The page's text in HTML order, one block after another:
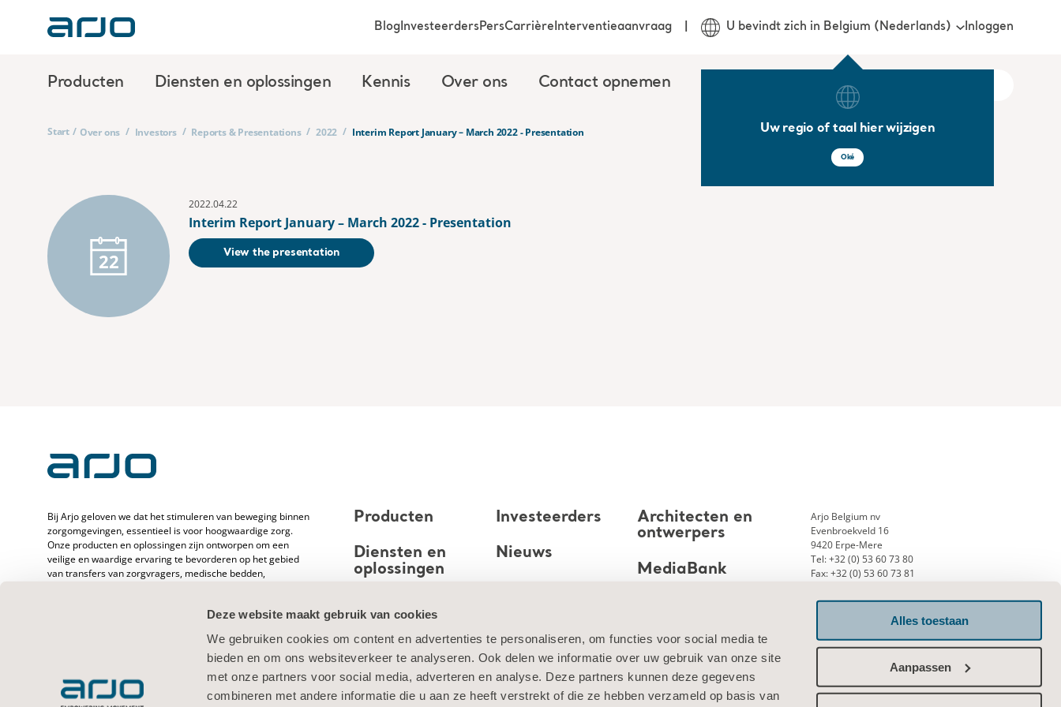
Deze website maakt gebruik van cookies
We gebruiken cookies om content en advertenties te personaliseren, om functies voor social media te
bieden en om ons websiteverkeer te analyseren. Ook delen we informatie over uw gebruik van onze site
met onze partners voor social media, adverteren en analyse. Deze partners kunnen deze gegevens
combineren met andere informatie die u aan ze heeft verstrekt of die ze hebben verzameld op basis van
Alles toestaan
Aanpassen
Producten Diensten en oplossingen Kennis Over ons Contact opnemen
BlogInvesteerdersPersCarrièreInterventieaanvraag U bevindt zich in Belgium (Nederlands)
Uw regio of taal hier wijzigen
Oké
Inloggen
Start / Over ons / Investors / Reports & Presentations / 2022 / Interim Report January – March 2022 - Presentation
22
2022.04.22
Interim Report January – March 2022 - Presentation
View the presentation
Bij Arjo geloven we dat het stimuleren van beweging binnen
zorgomgevingen, essentieel is voor hoogwaardige zorg.
Onze producten en oplossingen zijn ontworpen om een
veilige en waardige ervaring te bevorderen op het gebied
van transfers van zorgvragers, medische bedden,
meer dan 6500 werknemers wereldwijd en 65 jaar zorg voor
gezondheid van mensen met mobiliteitsproblemen te
Producten
Diensten en
oplossingen
Over ons
Neem contact
met ons op
Investeerders
Nieuws
Architecten en
ontwerpers
MediaBank
Arjo Belgium nv
Evenbroekveld 16
9420 Erpe-Mere
Tel: +32 (0) 53 60 73 80
Fax: +32 (0) 53 60 73 81
Neem contact met ons op